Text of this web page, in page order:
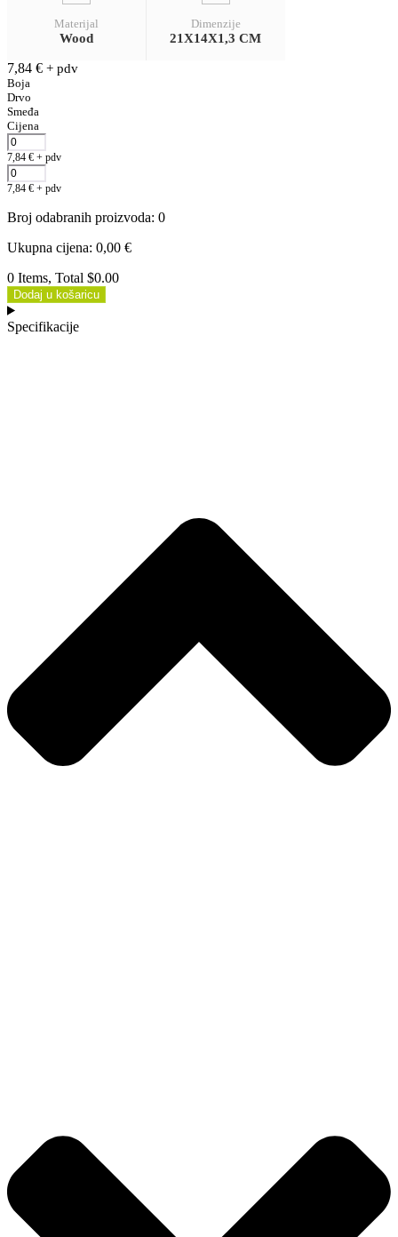
Materijal
Wood
Dimenzije
21X14X1,3 CM
7,84 € + pdv
Boja
Drvo
Smeđa
Cijena
7,84 € + pdv
7,84 € + pdv
Broj odabranih proizvoda: 0
Ukupna cijena: 0,00 €
0 Items, Total $0.00
Dodaj u košaricu
Specifikacije